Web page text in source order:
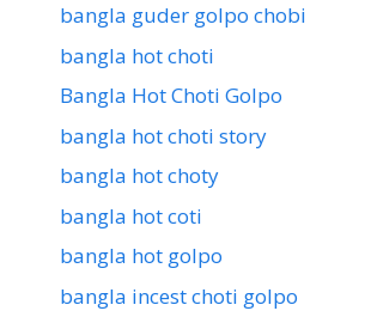
bangla guder golpo chobi
bangla hot choti
Bangla Hot Choti Golpo
bangla hot choti story
bangla hot choty
bangla hot coti
bangla hot golpo
bangla incest choti golpo